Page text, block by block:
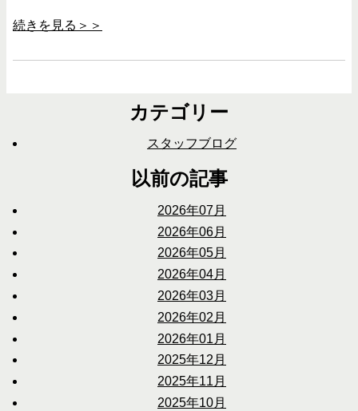
続きを見る＞＞
カテゴリー
スタッフブログ
以前の記事
2026年07月
2026年06月
2026年05月
2026年04月
2026年03月
2026年02月
2026年01月
2025年12月
2025年11月
2025年10月